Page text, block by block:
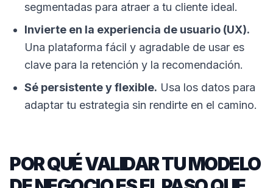
segmentadas para atraer a tu cliente ideal.
Invierte en la experiencia de usuario (UX).
Una plataforma fácil y agradable de usar es
clave para la retención y la recomendación.
Sé persistente y flexible. Usa los datos para
adaptar tu estrategia sin rendirte en el camino.
POR QUÉ VALIDAR TU MODELO